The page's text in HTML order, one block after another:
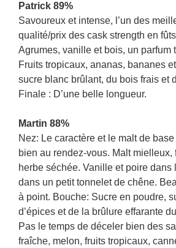
Patrick 89%
Savoureux et intense, l’un des
qualité/prix des cask strength en
Agrumes, vanille et bois, un parfum
Fruits tropicaux, ananas, bananes
sucre blanc brûlant, du bois frais et
Finale : D’une belle longueur.
Martin 88%
Nez: Le caractère et le malt de
bien au rendez-vous. Malt mielleux,
herbe séchée. Vanille et poire dans
dans un petit tonnelet de chêne.
à point. Bouche: Sucre en poudre,
d’épices et de la brûlure effarante
Pas le temps de déceler bien des
fraîche, melon, fruits tropicaux,